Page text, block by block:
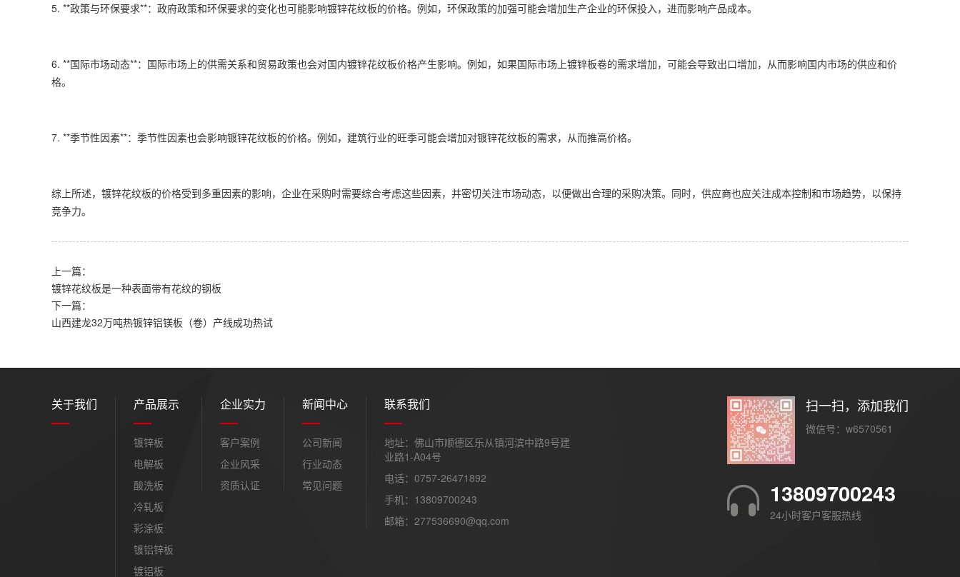
5. **政策与环保要求**：政府政策和环保要求的变化也可能影响镀锌花纹板的价格。例如，环保政策的加强可能会增加生产企业的环保投入，进而影响产品成本。
6. **国际市场动态**：国际市场上的供需关系和贸易政策也会对国内镀锌花纹板价格产生影响。例如，如果国际市场上镀锌板卷的需求增加，可能会导致出口增加，从而影响国内市场的供应和价
格。
7. **季节性因素**：季节性因素也会影响镀锌花纹板的价格。例如，建筑行业的旺季可能会增加对镀锌花纹板的需求，从而推高价格。
综上所述，镀锌花纹板的价格受到多重因素的影响，企业在采购时需要综合考虑这些因素，并密切关注市场动态，以便做出合理的采购决策。同时，供应商也应关注成本控制和市场趋势，以保持
竞争力。
上一篇：
镀锌花纹板是一种表面带有花纹的钢板
下一篇：
山西建龙32万吨热镀锌铝镁板（卷）产线成功热试
关于我们 产品展示
镀锌板
电解板
酸洗板
冷轧板
彩涂板
镀铝锌板
镀铝板
企业实力
客户案例
企业风采
资质认证
新闻中心
公司新闻
行业动态
常见问题
联系我们
地址：佛山市顺德区乐从镇河滨中路9号建
业路1-A04号
电话：0757-26471892
手机：13809700243
邮箱：277536690@qq.com
扫一扫，添加我们
微信号：w6570561
13809700243
24小时客户客服热线